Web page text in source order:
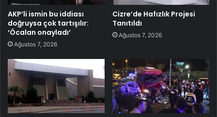
AKP’li ismin bu iddiası
doğruysa çok tartışılır:
‘Öcalan onayladı’
Ağustos 7, 2026
Cizre’de Hafızlık Projesi
Tanıtıldı
Ağustos 7, 2026